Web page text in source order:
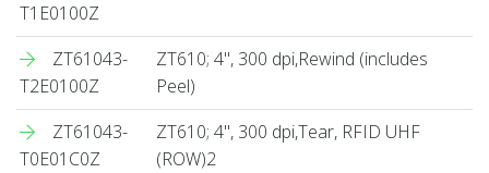
T1E0100Z
ZT61043-
T2E0100Z
ZT610; 4", 300 dpi,Rewind (includes
Peel)
ZT61043-
T0E01C0Z
ZT610; 4", 300 dpi,Tear, RFID UHF
(ROW)2